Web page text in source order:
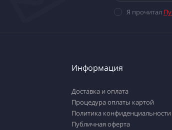
Я прочитал
Информация
Доставка и оплата
Процедура оплаты картой
Политика конфиденциальности
Публичная оферта